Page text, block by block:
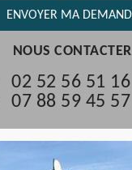
NOUS CONTACTER
02 52 56 51 16
07 88 59 45 57